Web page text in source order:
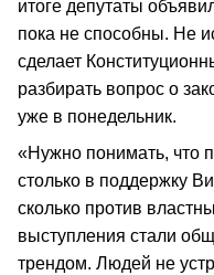
итоге депутаты
пока не способны. Не
сделает
разбирать вопрос о
уже в понедельник.
«Нужно понимать, что
столько в поддержку
сколько против
выступления стали
трендом. Людей не